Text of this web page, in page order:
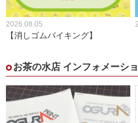
2026.08.05
【消しゴムバイキング】
お茶の水店 インフォメーシ